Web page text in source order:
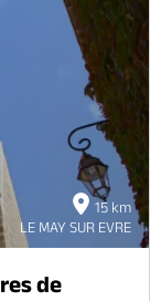
15 km
LE MAY SUR EVRE
de